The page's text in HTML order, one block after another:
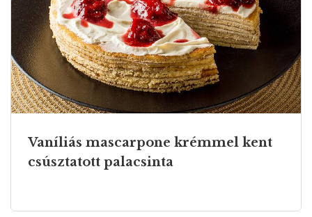
Vaníliás mascarpone krémmel kent
csúsztatott palacsinta